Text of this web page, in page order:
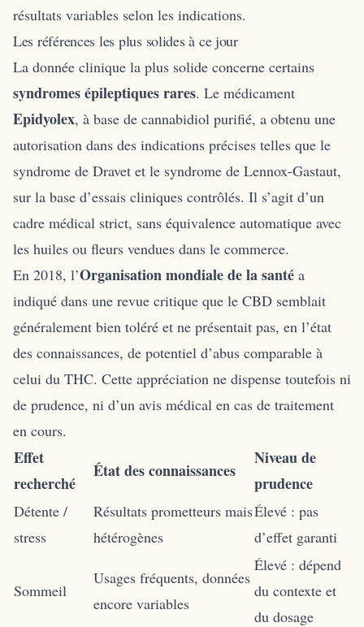
résultats variables selon les indications.
Les références les plus solides à ce jour
La donnée clinique la plus solide concerne certains
syndromes épileptiques rares. Le médicament
Epidyolex, à base de cannabidiol purifié, a obtenu une
autorisation dans des indications précises telles que le
syndrome de Dravet et le syndrome de Lennox-Gastaut,
sur la base d’essais cliniques contrôlés. Il s’agit d’un
cadre médical strict, sans équivalence automatique avec
les huiles ou fleurs vendues dans le commerce.
En 2018, l’Organisation mondiale de la santé a
indiqué dans une revue critique que le CBD semblait
généralement bien toléré et ne présentait pas, en l’état
des connaissances, de potentiel d’abus comparable à
celui du THC. Cette appréciation ne dispense toutefois ni
de prudence, ni d’un avis médical en cas de traitement
en cours.
Effet
recherché
État des connaissances
Niveau de
prudence
Détente /
stress
Résultats prometteurs mais
hétérogènes
Élevé : pas
d’effet garanti
Sommeil
Usages fréquents, données
encore variables
Élevé : dépend
du contexte et
du dosage